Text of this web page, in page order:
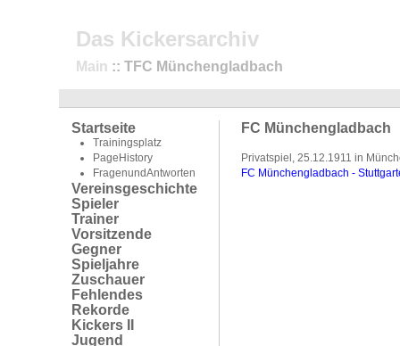
Das Kickersarchiv
Main :: TFC Münchengladbach
Startseite
Trainingsplatz
PageHistory
FragenundAntworten
Vereinsgeschichte
Spieler
Trainer
Vorsitzende
Gegner
Spieljahre
Zuschauer
Fehlendes
Rekorde
Kickers II
Jugend
FC Münchengladbach
Privatspiel, 25.12.1911 in
FC Münchengladbach -